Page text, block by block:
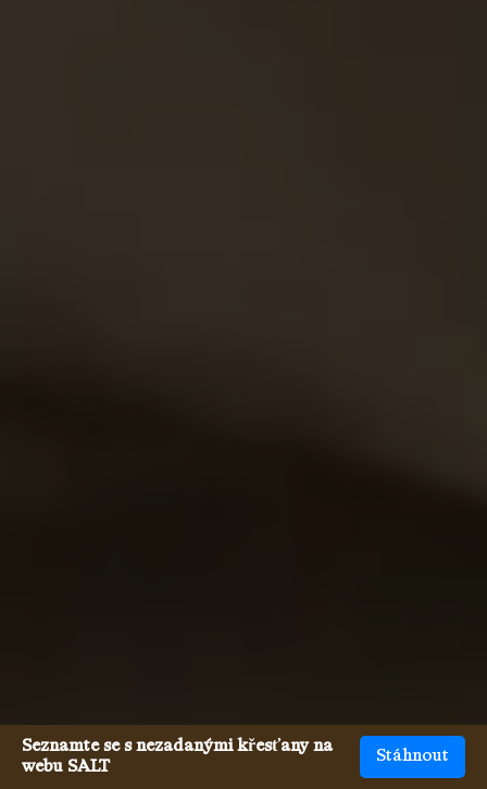
Seznamte se s nezadanými křesťany na
webu SALT
Stáhnout